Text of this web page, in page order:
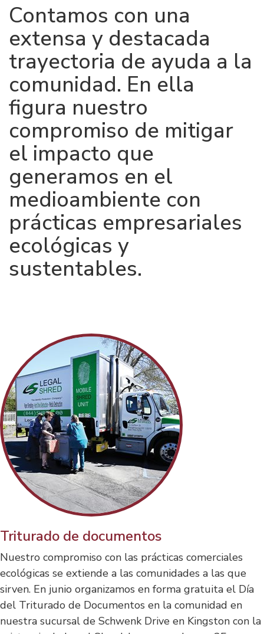
Contamos con una
extensa y destacada
trayectoria de ayuda a la
comunidad. En ella
figura nuestro
compromiso de mitigar
el impacto que
generamos en el
medioambiente con
prácticas empresariales
ecológicas y
sustentables.
Triturado de documentos
Nuestro compromiso con las prácticas comerciales
ecológicas se extiende a las comunidades a las que
sirven. En junio organizamos en forma gratuita el Día
del Triturado de Documentos en la comunidad en
nuestra sucursal de Schwenk Drive en Kingston con la